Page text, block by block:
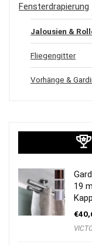
Fensterdrapierung
Jalousien &
Fliegengitter
Vorhänge &
19
€